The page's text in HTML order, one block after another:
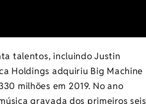
talentos, incluindo Justin
Holdings adquiriu Big Machine
milhões em 2019. No ano
gravada dos primeiros seis